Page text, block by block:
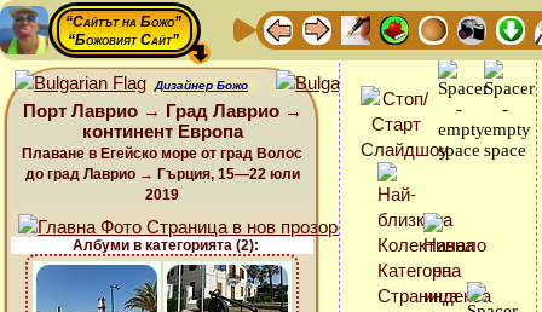
“Сайтът на Божо”
“Божовият Сайт”
Дизайнер Божо
Порт Лаврио → Град Лаврио →
континент Европа
Плаване в Егейско море от град Волос
до град Лаврио → Гърция, 15—22 юли
2019
Албуми в категорията (2):